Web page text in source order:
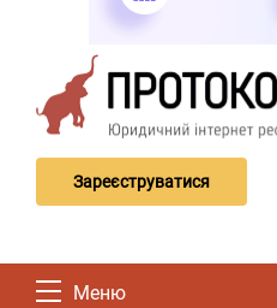
Зареєструватися
Меню